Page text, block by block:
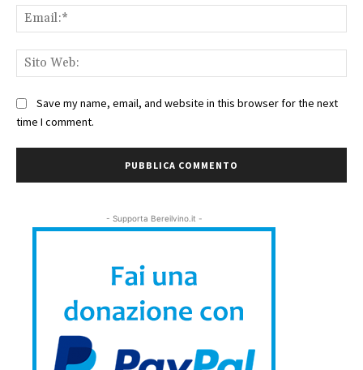
Save my name, email, and website in this browser for the next
time I comment.
- Supporta Bereilvino.it -